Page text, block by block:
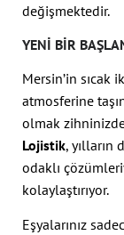
değişmektedir.
YENI BIR
Mersin’in sıcak
atmosferine
olmak
Lojistik, yılların
odaklı
kolaylaştırıyor.
Eşyalarınız